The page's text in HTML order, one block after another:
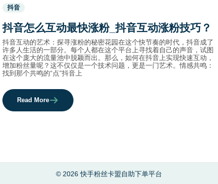
Used
before
category
names.
抖音
抖音怎么互动最快涨粉_抖音互动涨粉技巧？
抖音互动的艺术：探寻涨粉的秘密花园在这个快节奏的时代，抖音成了
许多人生活的一部分。每个人都在这个平台上寻找着自己的声音，试图
在这个庞大的流量池中脱颖而出。那么，如何在抖音上实现快速互动，
增加粉丝量呢？这不仅仅是一个技术问题，更是一门艺术。情感共鸣：
找到那个共鸣的“点”抖音上
Read More
© 2026 快手粉丝卡盟自助下单平台